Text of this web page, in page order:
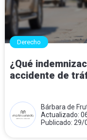
Derecho
¿Qué
accidente de
Bárbara de
Actualizado:
Publicado: